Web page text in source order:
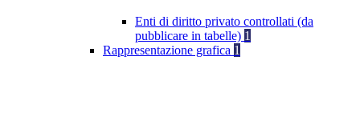
Enti di diritto privato controllati (da
pubblicare in tabelle) 1
Rappresentazione grafica 1